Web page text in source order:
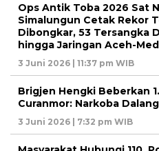
Ops Antik Toba 2026 Sat
Simalungun Cetak Rekor
Dibongkar, 53 Tersangka
hingga Jaringan Aceh-
3 Juni 2026 | 11:37 pm WIB
Brigjen Hengki Beberkan
Curanmor: Narkoba
3 Juni 2026 | 7:32 pm WIB